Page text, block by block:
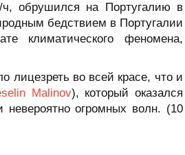
обрушился на Португалию в
бедствием в Португалии
климатического феномена,
лицезреть во всей красе, что и
Malinov), который оказался
огромных волн. (10